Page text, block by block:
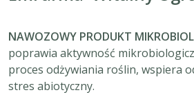
NAWOZOWY PRODUKT
poprawia aktywność
proces odżywiania roślin, wspiera
stres abiotyczny.